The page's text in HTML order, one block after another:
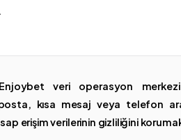
veri operasyon
kısa mesaj veya telefon
erişim verilerinin gizliliğini korumak